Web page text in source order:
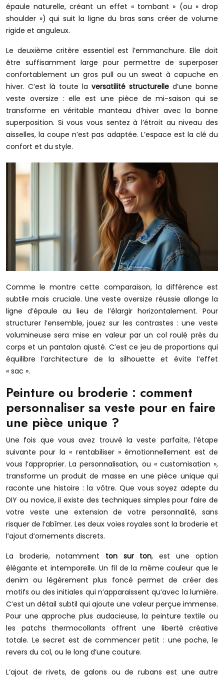
épaule naturelle, créant un effet « tombant » (ou « drop
shoulder ») qui suit la ligne du bras sans créer de volume
rigide et anguleux.
Le deuxième critère essentiel est l’emmanchure. Elle doit
être suffisamment large pour permettre de superposer
confortablement un gros pull ou un sweat à capuche en
hiver. C’est là toute la versatilité structurelle d’une bonne
veste oversize : elle est une pièce de mi-saison qui se
transforme en véritable manteau d’hiver avec la bonne
superposition. Si vous vous sentez à l’étroit au niveau des
aisselles, la coupe n’est pas adaptée. L’espace est la clé du
confort et du style.
Comme le montre cette comparaison, la différence est
subtile mais cruciale. Une veste oversize réussie allonge la
ligne d’épaule au lieu de l’élargir horizontalement. Pour
structurer l’ensemble, jouez sur les contrastes : une veste
volumineuse sera mise en valeur par un col roulé près du
corps et un pantalon ajusté. C’est ce jeu de proportions qui
équilibre l’architecture de la silhouette et évite l’effet
« sac ».
Peinture ou broderie : comment
personnaliser sa veste pour en faire
une pièce unique ?
Une fois que vous avez trouvé la veste parfaite, l’étape
suivante pour la « rentabiliser » émotionnellement est de
vous l’approprier. La personnalisation, ou « customisation »,
transforme un produit de masse en une pièce unique qui
raconte une histoire : la vôtre. Que vous soyez adepte du
DIY ou novice, il existe des techniques simples pour faire de
votre veste une extension de votre personnalité, sans
risquer de l’abîmer. Les deux voies royales sont la broderie et
l’ajout d’ornements discrets.
La broderie, notamment ton sur ton, est une option
élégante et intemporelle. Un fil de la même couleur que le
denim ou légèrement plus foncé permet de créer des
motifs ou des initiales qui n’apparaissent qu’avec la lumière.
C’est un détail subtil qui ajoute une valeur perçue immense.
Pour une approche plus audacieuse, la peinture textile ou
les patchs thermocollants offrent une liberté créative
totale. Le secret est de commencer petit : une poche, le
revers du col, ou le long d’une couture.
L’ajout de rivets, de galons ou de rubans est une autre